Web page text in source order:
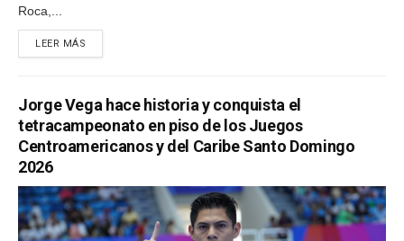
Roca,...
LEER MÁS
Jorge Vega hace historia y conquista el
tetracampeonato en piso de los Juegos
Centroamericanos y del Caribe Santo Domingo
2026